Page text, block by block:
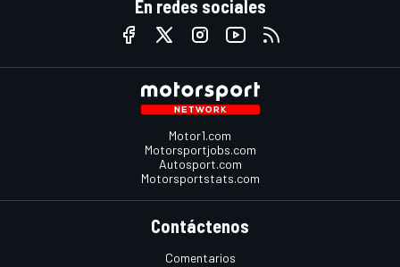
En redes sociales
Motor1.com
Motorsportjobs.com
Autosport.com
Motorsportstats.com
Contáctenos
Comentarios